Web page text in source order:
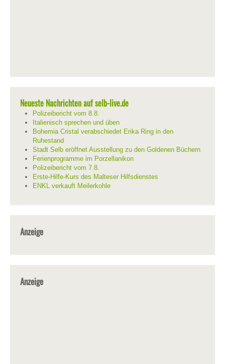
Neueste Nachrichten auf selb-live.de
Polizeibericht vom 8.8.
Italienisch sprechen und üben
Bohemia Cristal verabschiedet Erika Ring in den
Ruhestand
Stadt Selb eröffnet Ausstellung zu den Goldenen Büchern
Ferienprogramme im Porzellanikon
Polizeibericht vom 7.8.
Erste-Hilfe-Kurs des Malteser Hilfsdienstes
ENKL verkauft Meilerkohle
Anzeige
Anzeige